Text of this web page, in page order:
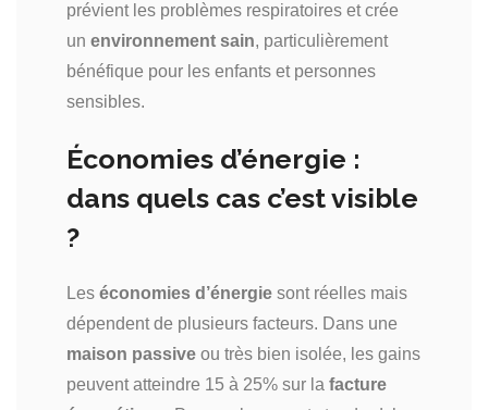
prévient les problèmes respiratoires et crée
un environnement sain, particulièrement
bénéfique pour les enfants et personnes
sensibles.
Économies d’énergie :
dans quels cas c’est visible
?
Les économies d’énergie sont réelles mais
dépendent de plusieurs facteurs. Dans une
maison passive ou très bien isolée, les gains
peuvent atteindre 15 à 25% sur la facture